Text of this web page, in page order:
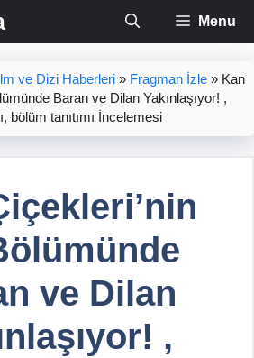
Menu
ve Dizi Haberleri » Fragman İzle » Kan
Baran ve Dilan Yakınlaşıyor! ,
bölüm tanıtımı İncelemesi
ve Dilan
,